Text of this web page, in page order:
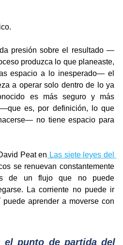
presión sobre el resultado —
produzca lo que planeaste,
espacio a lo inesperado— el
a operar solo dentro de lo ya
es más seguro y más
es, por definición, lo que
no tiene espacio para
Peat en Las siete leyes del
se renuevan constantemente
de un flujo que no puede
La corriente no puede ir
aprender a moverse con
el punto de partida del